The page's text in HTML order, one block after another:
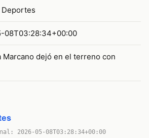
08T03:28:34+00:00
Marcano dejó en el terreno con
2026-05-08T03:28:34+00:00